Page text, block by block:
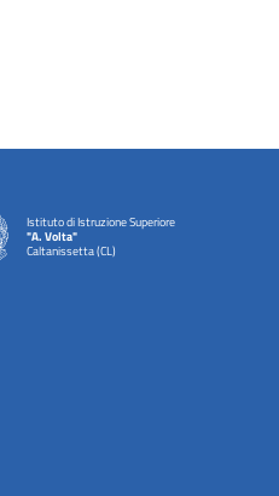
Istituto di Istruzione Superiore
"A. Volta"
Caltanissetta (CL)